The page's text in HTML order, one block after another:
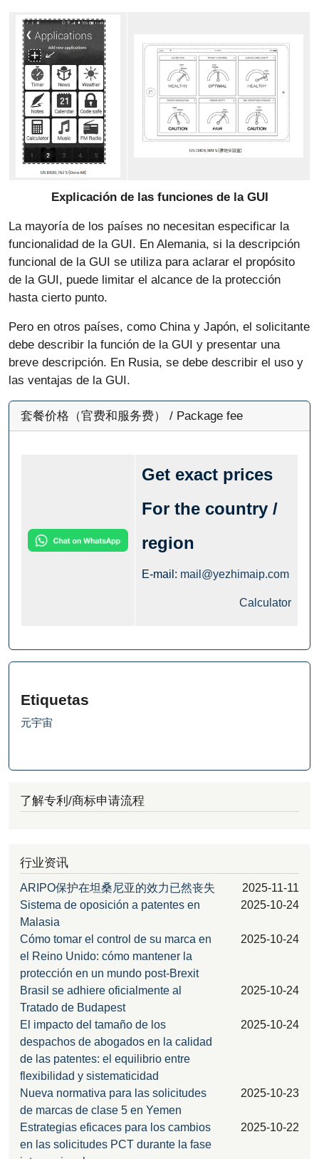
Explicación de las funciones de la GUI
La mayoría de los países no necesitan especificar la
funcionalidad de la GUI. En Alemania, si la descripción
funcional de la GUI se utiliza para aclarar el propósito
de la GUI, puede limitar el alcance de la protección
hasta cierto punto.
Pero en otros países, como China y Japón, el solicitante
debe describir la función de la GUI y presentar una
breve descripción. En Rusia, se debe describir el uso y
las ventajas de la GUI.
套餐价格（官费和服务费） / Package fee
Get exact prices
For the country /
region
E-mail: mail@yezhimaip.com
Calculator
Etiquetas
元宇宙
了解专利/商标申请流程
行业资讯
ARIPO保护在坦桑尼亚的效力已然丧失
2025-11-11
Sistema de oposición a patentes en
Malasia
2025-10-24
Cómo tomar el control de su marca en
el Reino Unido: cómo mantener la
protección en un mundo post-Brexit
2025-10-24
Brasil se adhiere oficialmente al
Tratado de Budapest
2025-10-24
El impacto del tamaño de los
despachos de abogados en la calidad
de las patentes: el equilibrio entre
flexibilidad y sistematicidad
2025-10-24
Nueva normativa para las solicitudes
de marcas de clase 5 en Yemen
2025-10-23
Estrategias eficaces para los cambios
en las solicitudes PCT durante la fase
2025-10-22